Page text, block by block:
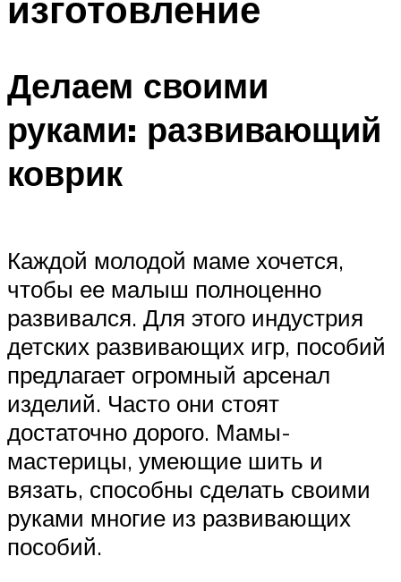
Делаем своими
руками: развивающий
коврик
Каждой молодой маме хочется,
чтобы ее малыш полноценно
развивался. Для этого индустрия
детских развивающих игр, пособий
предлагает огромный арсенал
изделий. Часто они стоят
достаточно дорого. Мамы-
мастерицы, умеющие шить и
вязать, способны сделать своими
руками многие из развивающих
пособий.